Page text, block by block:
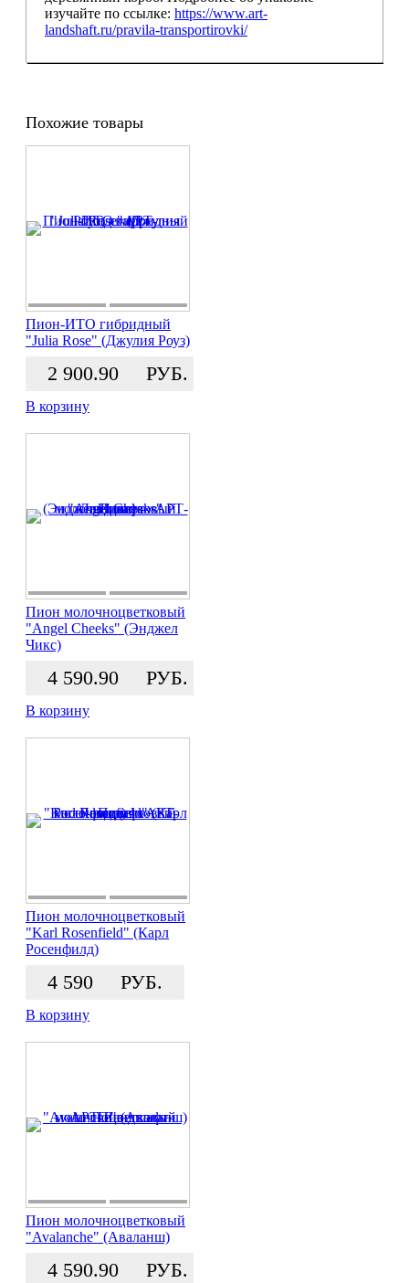
изучайте по ссылке: https://www.art-
landshaft.ru/pravila-transportirovki/
Похожие товары
Пион-ИТО гибридный
"Julia Rose" (Джулия Роуз)
2 900.90 РУБ.
В корзину
Пион молочноцветковый
"Angel Cheeks" (Энджел
Чикс)
4 590.90 РУБ.
В корзину
Пион молочноцветковый
"Karl Rosenfield" (Карл
Росенфилд)
4 590 РУБ.
В корзину
Пион молочноцветковый
"Avalanche" (Аваланш)
4 590.90 РУБ.